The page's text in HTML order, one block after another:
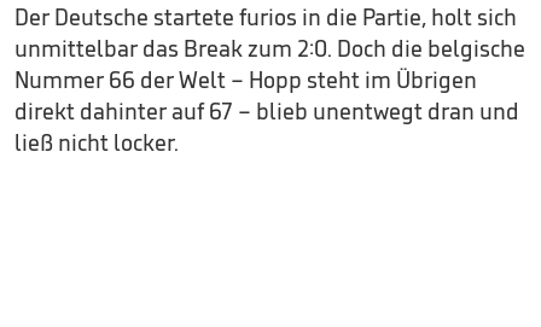
Der Deutsche startete furios in die Partie, holt sich
unmittelbar das Break zum 2:0. Doch die belgische
Nummer 66 der Welt – Hopp steht im Übrigen
direkt dahinter auf 67 – blieb unentwegt dran und
ließ nicht locker.